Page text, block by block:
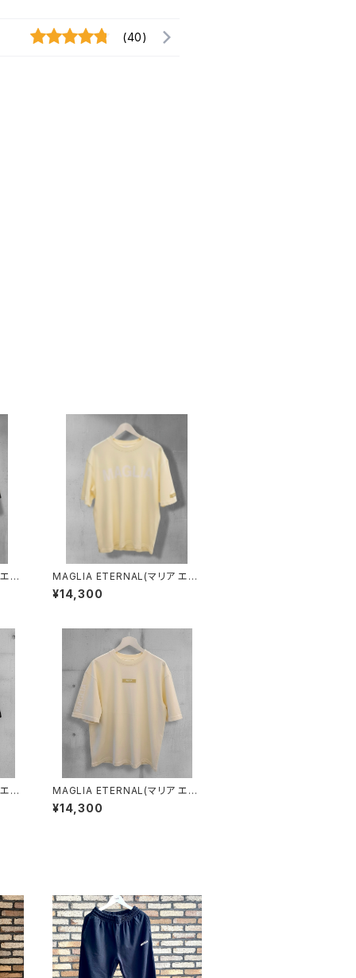
(40)
タ
MAGLIA ETERNAL(マリア エタ
ーナル）ユニセックスＴ-シャツET.
T2000C Cream
¥14,300
タ
MAGLIA ETERNAL(マリア エタ
ーナル）ユニセックスＴ-シャツET.
1000C Cream
¥14,300